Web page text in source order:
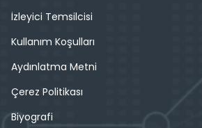
İzleyici Temsilcisi
Kullanım Koşulları
Aydınlatma Metni
Çerez Politikası
Biyografi